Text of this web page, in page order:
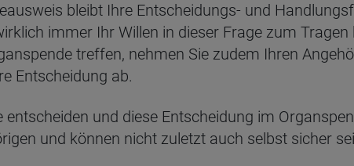
bleibt Ihre Entscheidungs- und
immer Ihr Willen in dieser Frage zum
treffen, nehmen Sie zudem Ihren
Entscheidung ab.
und diese Entscheidung im
und können nicht zuletzt auch selbst sicher